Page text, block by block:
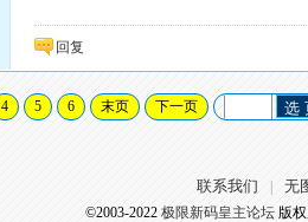
回复
4 5 6 末页 下一页 选
联系我们 无
©2003-2022 极限新码皇主论坛版权